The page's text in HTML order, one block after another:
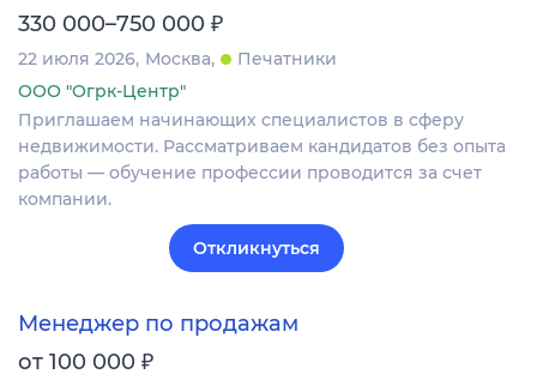
330 000–750 000 ₽
22 июля 2026 Москва
Печатники
ООО "Огрк-Центр"
Приглашаем начинающих специалистов в сферу
недвижимости. Рассматриваем кандидатов без опыта
работы — обучение профессии проводится за счет
компании.
Откликнуться
Менеджер по продажам
от 100 000 ₽